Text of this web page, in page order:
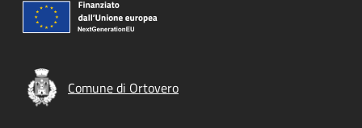
Comune di Ortovero